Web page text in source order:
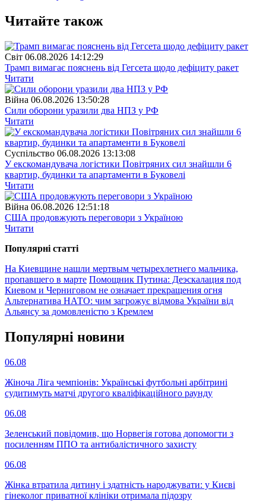
Читайте також
Свiт 06.08.2026 14:12:29
Трамп вимагає пояснень від Гегсета щодо дефіциту ракет
Читати
Війна 06.08.2026 13:50:28
Сили оборони уразили два НПЗ у РФ
Читати
Суспiльство 06.08.2026 13:13:08
У екскомандувача логістики Повітряних сил знайшли 6
квартир, будинки та апартаменти в Буковелі
Читати
Війна 06.08.2026 12:51:18
США продовжують переговори з Україною
Читати
Популярнi статтi
На Киевщине нашли мертвым четырехлетнего мальчика,
пропавшего в марте Помощник Путина: Деэскалация под
Киевом и Черниговом не означает прекращения огня
Альтернатива НАТО: чим загрожує відмова України від
Альянсу за домовленістю з Кремлем
Популярнi новини
06.08
Жіноча Ліга чемпіонів: Українські футбольні арбітрині
судитимуть матчі другого кваліфікаційного раунду
06.08
Зеленський повідомив, що Норвегія готова допомогти з
посиленням ППО та антибалістичного захисту
06.08
Жінка втратила дитину і здатність народжувати: у Києві
гінеколог приватної клініки отримала підозру